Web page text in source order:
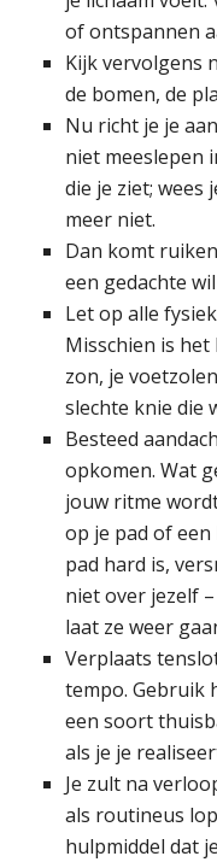
of ontspannen
Kijk vervolgens
de bomen, de
Nu richt je je
niet meeslepen
die je ziet; wees
meer niet.
Dan komt
een gedachte
Let op alle
Misschien is het
zon, je
slechte knie die
Besteed
opkomen. Wat
jouw ritme
op je pad of een
pad hard is,
niet over jezelf
laat ze weer
Verplaats
tempo. Gebruik
een soort
als je je
Je zult na
als routineus
hulpmiddel dat